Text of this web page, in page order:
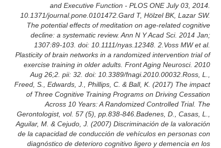
and Executive Function - PLOS ONE July 03, 2014.
10.1371/journal.pone.0101472.Gard T, Hölzel BK, Lazar SW.
The potential effects of meditation on age-related cognitive
decline: a systematic review. Ann N Y Acad Sci. 2014 Jan;
1307:89-103. doi: 10.1111/nyas.12348. 2.Voss MW et al.
Plasticity of brain networks in a randomized intervention trial of
exercise training in older adults. Front Aging Neurosci. 2010
Aug 26;2. pii: 32. doi: 10.3389/fnagi.2010.00032.Ross, L.,
Freed, S., Edwards, J., Phillips, C. & Ball, K. (2017) The impact
of Three Cognitive Training Programs on Driving Cessation
Across 10 Years: A Randomized Controlled Trial. The
Gerontologist, vol. 57 (5), pp.838-846.Badenes, D., Casas, L.,
Aguilar, M. & Cejudo, J. (2007) Discriminación de la valoración
de la capacidad de conducción de vehículos en personas con
diagnóstico de deterioro cognitivo ligero y demencia en los